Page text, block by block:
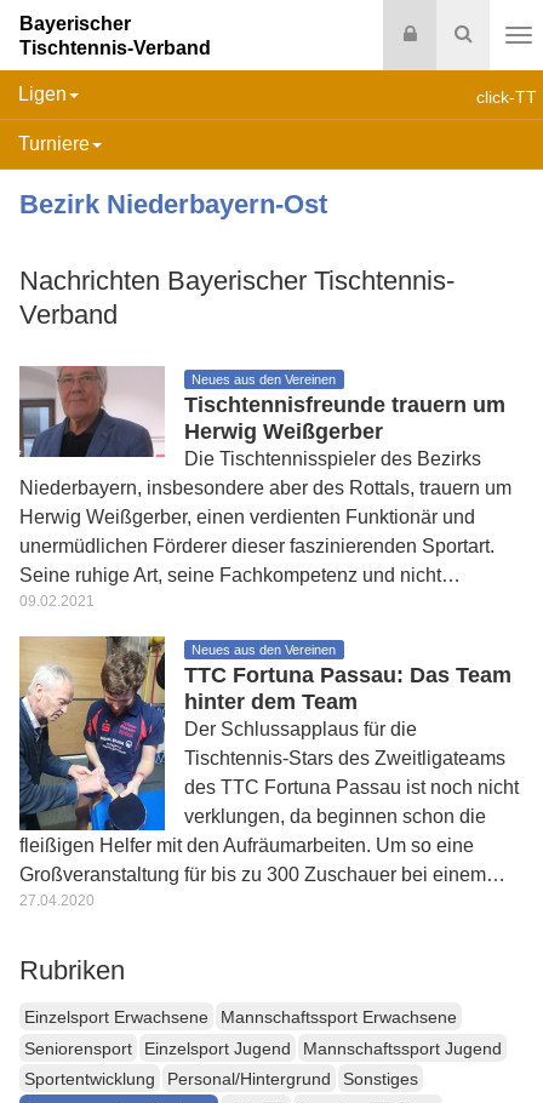
Suche
Login
Bayerischer
Tischtennis-Verband
click-TT
Ligen
Turniere
Bezirk Niederbayern-Ost
Nachrichten Bayerischer Tischtennis-
Verband
Neues aus den Vereinen
Tischtennisfreunde trauern um
Herwig Weißgerber
Die Tischtennisspieler des Bezirks
Niederbayern, insbesondere aber des Rottals, trauern um
Herwig Weißgerber, einen verdienten Funktionär und
unermüdlichen Förderer dieser faszinierenden Sportart.
Seine ruhige Art, seine Fachkompetenz und nicht…
09.02.2021
Neues aus den Vereinen
TTC Fortuna Passau: Das Team
hinter dem Team
Der Schlussapplaus für die
Tischtennis-Stars des Zweitligateams
des TTC Fortuna Passau ist noch nicht
verklungen, da beginnen schon die
fleißigen Helfer mit den Aufräumarbeiten. Um so eine
Großveranstaltung für bis zu 300 Zuschauer bei einem…
27.04.2020
Rubriken
Einzelsport Erwachsene
Mannschaftssport Erwachsene
Seniorensport
Einzelsport Jugend
Mannschaftssport Jugend
Sportentwicklung
Personal/Hintergrund
Sonstiges